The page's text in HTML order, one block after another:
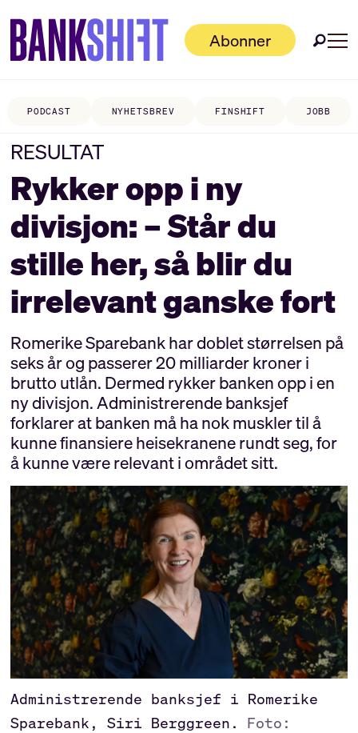
Abonner
PODCAST NYHETSBREV FINSHIFT JOBB
RESULTAT
Rykker opp i ny
divisjon: – Står du
stille her, så blir du
irrelevant ganske fort
Romerike Sparebank har doblet størrelsen på
seks år og passerer 20 milliarder kroner i
brutto utlån. Dermed rykker banken opp i en
ny divisjon. Administrerende banksjef
forklarer at banken må ha nok muskler til å
kunne finansiere heisekranene rundt seg, for
å kunne være relevant i området sitt.
Administrerende banksjef i Romerike
Sparebank, Siri Berggreen.
Foto: